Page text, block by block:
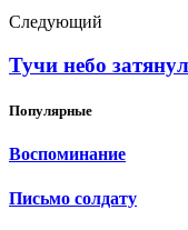
Следующий
Тучи небо
Популярные
Воспоминание
Письмо солдату